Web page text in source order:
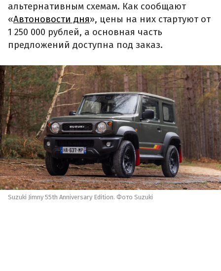
альтернативным схемам. Как сообщают
«Автоновости дня», цены на них стартуют от
1 250 000 рублей, а основная часть
предложений доступна под заказ.
Suzuki Jimny 55th Anniversary Edition. Фото Suzuki